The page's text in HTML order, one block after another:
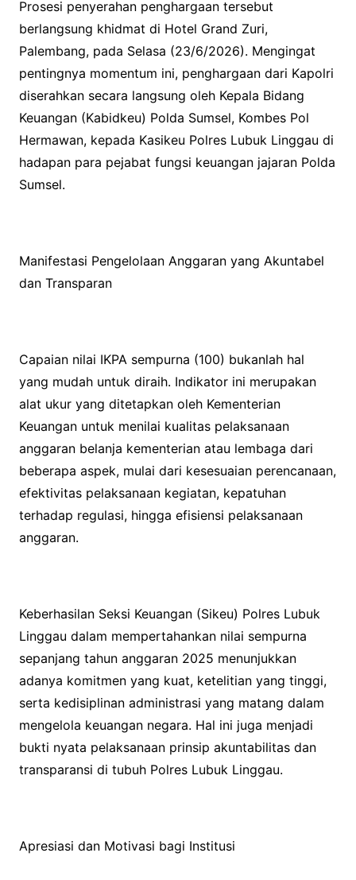
Prosesi penyerahan penghargaan tersebut
berlangsung khidmat di Hotel Grand Zuri,
Palembang, pada Selasa (23/6/2026). Mengingat
pentingnya momentum ini, penghargaan dari Kapolri
diserahkan secara langsung oleh Kepala Bidang
Keuangan (Kabidkeu) Polda Sumsel, Kombes Pol
Hermawan, kepada Kasikeu Polres Lubuk Linggau di
hadapan para pejabat fungsi keuangan jajaran Polda
Sumsel.
Manifestasi Pengelolaan Anggaran yang Akuntabel
dan Transparan
Capaian nilai IKPA sempurna (100) bukanlah hal
yang mudah untuk diraih. Indikator ini merupakan
alat ukur yang ditetapkan oleh Kementerian
Keuangan untuk menilai kualitas pelaksanaan
anggaran belanja kementerian atau lembaga dari
beberapa aspek, mulai dari kesesuaian perencanaan,
efektivitas pelaksanaan kegiatan, kepatuhan
terhadap regulasi, hingga efisiensi pelaksanaan
anggaran.
Keberhasilan Seksi Keuangan (Sikeu) Polres Lubuk
Linggau dalam mempertahankan nilai sempurna
sepanjang tahun anggaran 2025 menunjukkan
adanya komitmen yang kuat, ketelitian yang tinggi,
serta kedisiplinan administrasi yang matang dalam
mengelola keuangan negara. Hal ini juga menjadi
bukti nyata pelaksanaan prinsip akuntabilitas dan
transparansi di tubuh Polres Lubuk Linggau.
Apresiasi dan Motivasi bagi Institusi